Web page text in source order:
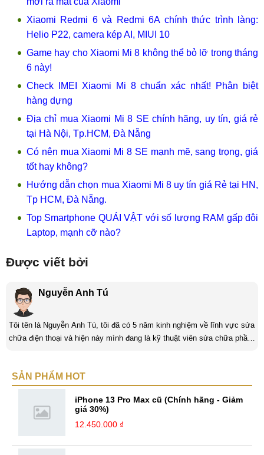
Xiaomi Redmi 6 và Redmi 6A chính thức trình làng:
Helio P22, camera kép AI, MIUI 10
Game hay cho Xiaomi Mi 8 không thể bỏ lỡ trong tháng
6 này!
Check IMEI Xiaomi Mi 8 chuẩn xác nhất! Phân biệt
hàng dựng
Địa chỉ mua Xiaomi Mi 8 SE chính hãng, uy tín, giá rẻ
tại Hà Nội, Tp.HCM, Đà Nẵng
Có nên mua Xiaomi Mi 8 SE mạnh mẽ, sang trọng, giá
tốt hay không?
Hướng dẫn chọn mua Xiaomi Mi 8 uy tín giá Rẻ tại HN,
Tp HCM, Đà Nẵng.
Top Smartphone QUÁI VẬT với số lượng RAM gấp đôi
Laptop, mạnh cỡ nào?
Được viết bởi
Nguyễn Anh Tú
Tôi tên là Nguyễn Anh Tú, tôi đã có 5 năm kinh nghiệm về lĩnh vực sửa
chữa điện thoại và hiện này mình đang là kỹ thuật viên sửa chữa phần
thách và là một người đam mê công nghệ tôi luôn thích tìm tòi những
SẢN PHẨM HOT
iPhone 13 Pro Max cũ (Chính hãng - Giảm
giá 30%)
12.450.000 ₫